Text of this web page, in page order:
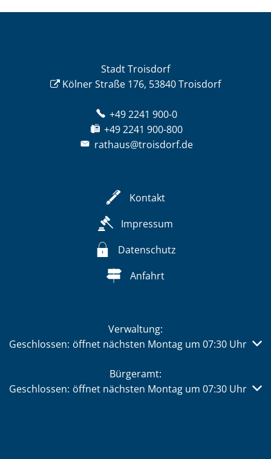
Stadt Troisdorf
Kölner Straße 176, 53840 Troisdorf
+49 2241 900-0
+49 2241 900-800
rathaus@troisdorf.de
Kontakt
Impressum
Datenschutz
Anfahrt
Verwaltung:
Klicken, um weitere Öffnungs- oder Schließzeiten
Geschlossen: öffnet nächsten Montag um 07:30 Uhr
Bürgeramt:
Klicken, um weitere Öffnungs- oder Schließzeiten
Geschlossen: öffnet nächsten Montag um 07:30 Uhr